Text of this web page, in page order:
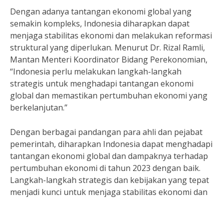
Dengan adanya tantangan ekonomi global yang
semakin kompleks, Indonesia diharapkan dapat
menjaga stabilitas ekonomi dan melakukan reformasi
struktural yang diperlukan. Menurut Dr. Rizal Ramli,
Mantan Menteri Koordinator Bidang Perekonomian,
“Indonesia perlu melakukan langkah-langkah
strategis untuk menghadapi tantangan ekonomi
global dan memastikan pertumbuhan ekonomi yang
berkelanjutan.”
Dengan berbagai pandangan para ahli dan pejabat
pemerintah, diharapkan Indonesia dapat menghadapi
tantangan ekonomi global dan dampaknya terhadap
pertumbuhan ekonomi di tahun 2023 dengan baik.
Langkah-langkah strategis dan kebijakan yang tepat
menjadi kunci untuk menjaga stabilitas ekonomi dan